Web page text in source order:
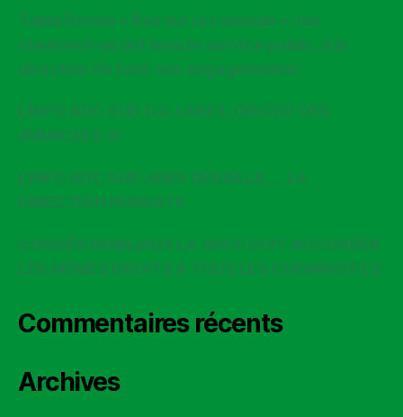
Table Ronde « Rex sur la canicule »: les
cheminot-es ont tenu le service public, à la
direction de tenir ses engagements!
L’INFO ADC SUD D.C.I ARES, ODICEO DES
AVANCÉES !!!
L’INFO ADC SUD ARES DÉRAILLE…..LA
DIRECTION PERSISTE
CONGÉS FAMILIAUX LA SNCF DOIT ACCORDER
LES MÊMES DROITS À TOUS LES CHEMINOT·ES
Commentaires récents
Archives